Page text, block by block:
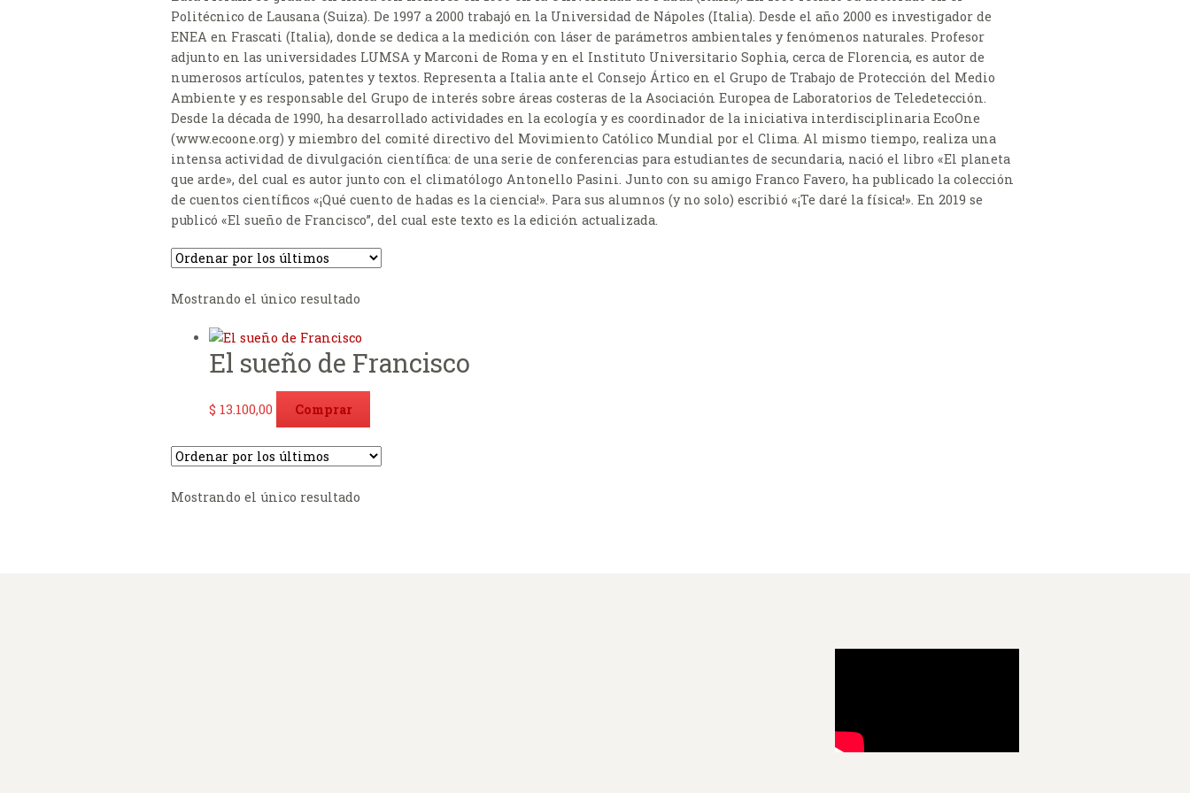
Politécnico de Lausana (Suiza). De 1997 a 2000 trabajó en la Universidad de Nápoles (Italia). Desde el año 2000 es investigador de
ENEA en Frascati (Italia), donde se dedica a la medición con láser de parámetros ambientales y fenómenos naturales. Profesor
adjunto en las universidades LUMSA y Marconi de Roma y en el Instituto Universitario Sophia, cerca de Florencia, es autor de
numerosos artículos, patentes y textos. Representa a Italia ante el Consejo Ártico en el Grupo de Trabajo de Protección del Medio
Ambiente y es responsable del Grupo de interés sobre áreas costeras de la Asociación Europea de Laboratorios de Teledetección.
Desde la década de 1990, ha desarrollado actividades en la ecología y es coordinador de la iniciativa interdisciplinaria EcoOne
(www.ecoone.org) y miembro del comité directivo del Movimiento Católico Mundial por el Clima. Al mismo tiempo, realiza una
intensa actividad de divulgación científica: de una serie de conferencias para estudiantes de secundaria, nació el libro «El planeta
que arde», del cual es autor junto con el climatólogo Antonello Pasini. Junto con su amigo Franco Favero, ha publicado la colección
de cuentos científicos «¡Qué cuento de hadas es la ciencia!». Para sus alumnos (y no solo) escribió «¡Te daré la física!». En 2019 se
publicó «El sueño de Francisco”, del cual este texto es la edición actualizada.
Mostrando el único resultado
El sueño de Francisco
$ 13.100,00 Comprar
Mostrando el único resultado